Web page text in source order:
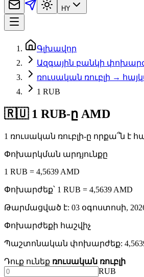
HY
Գլխավոր
Ազգային բանկի
ռուսական ռուբլի →
1 RUB
🇷🇺 1 RUB-ը AMD
1 ռուսական ռուբլի-ը որքա՞ն
Փոխարկման արդյունքը
1 RUB = 4,5639 AMD
Փոխարժեք՝ 1 RUB = 4,5639 AMD
Թարմացված է: 03 օգոստոսի,
Փոխարժեքի հաշվիչ
Պաշտոնական փոխարժեք:
Դուք ունեք ռուսական ռուբլի
RUB